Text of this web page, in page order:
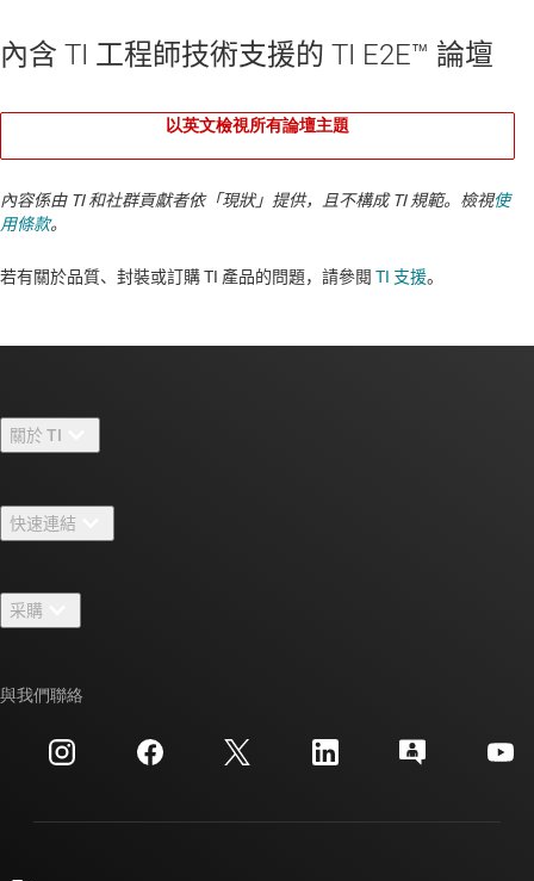
內含 TI 工程師技術支援的 TI E2E™ 論壇
以英文檢視所有論壇主題
內容係由 TI 和社群貢獻者依「現狀」提供，且不構成 TI 規範。檢視使
用條款。
若有關於品質、封裝或訂購 TI 產品的問題，請參閱 TI 支援。​​​​​​​​​​​​​​
關於 TI
人才招募
新聞室
活動
投資人關系
快速連結
TI E2E™ 設計支援論壇
交互參考搜索
客戶支援中心
采購
訂購 FAQ
與我們聯絡